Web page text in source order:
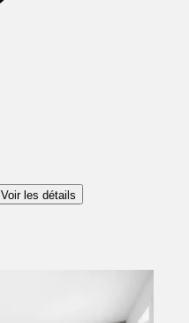
Voir les détails